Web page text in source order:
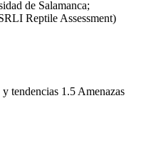
de Salamanca;
Reptile Assessment)
tendencias 1.5 Amenazas